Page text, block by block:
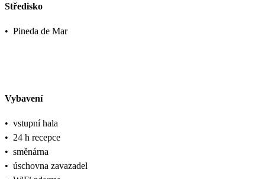
Středisko
• Pineda de Mar
Vybavení
• vstupní hala
• 24 h recepce
• směnárna
• úschovna zavazadel